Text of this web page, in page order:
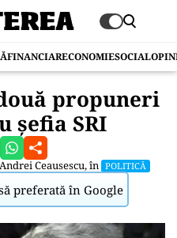
FINANCIARECONOMIESOCIAL
propuneri
șefia SRI
Andrei Ceausescu, în POLITICĂ
preferată în Google